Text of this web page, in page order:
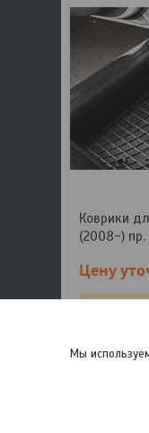
Коврики
(2008-) пр.
Цену
Нет в
Мы